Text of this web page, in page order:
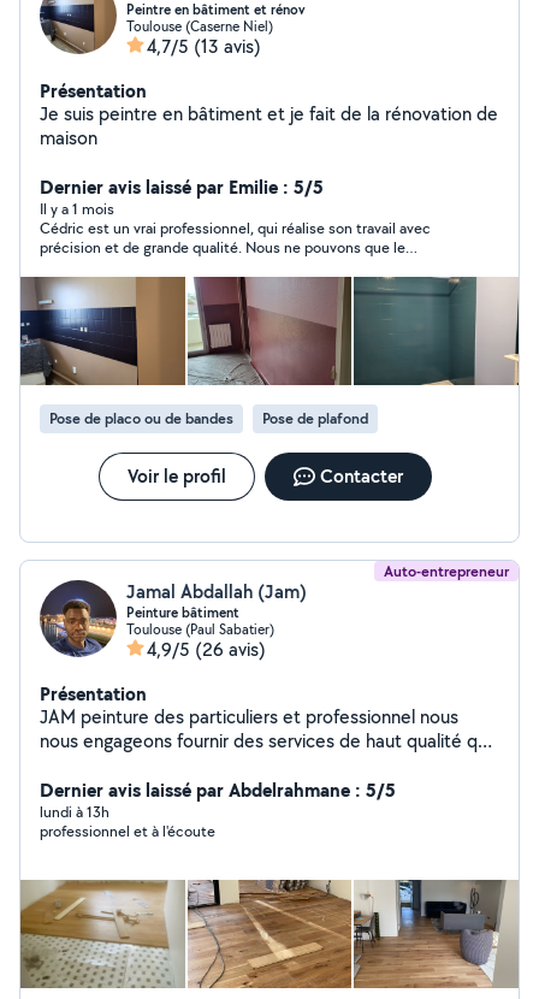
Peintre en bâtiment et rénov
Toulouse (Caserne Niel)
4,7/5 (13 avis)
Présentation
Je suis peintre en bâtiment et je fait de la rénovation de
maison
Dernier avis laissé par Emilie : 5/5
Il y a 1 mois
Cédric est un vrai professionnel, qui réalise son travail avec
précision et de grande qualité. Nous ne pouvons que le
Pose de placo ou de bandes Pose de plafond
Voir le profil Contacter
Auto-entrepreneur
Jamal Abdallah (Jam)
Peinture bâtiment
Toulouse (Paul Sabatier)
4,9/5 (26 avis)
Présentation
JAM peinture des particuliers et professionnel nous
nous engageons fournir des services de haut qualité qui
sommes experts dans le ratissage, enduit mur et
plafond, peinture et l'installation de parquets changer le
poignée de porte et engageons à fournir le meilleur des
travail soigné efficace qui améliorera la beauté la valeur
de votre espace contacter nous dès aujourd'hui
Dernier avis laissé par Abdelrahmane : 5/5
lundi à 13h
professionnel et à l'écoute